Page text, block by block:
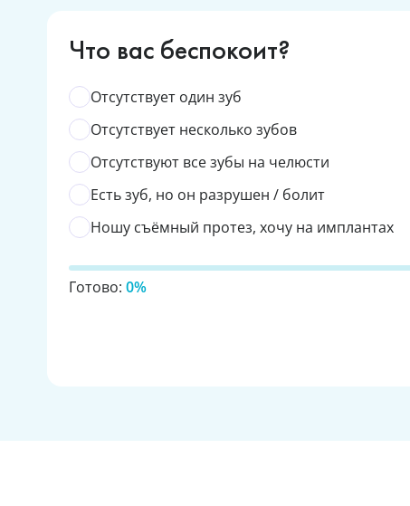
Что вас беспокоит?
Отсутствует один зуб
Отсутствует несколько зубов
Отсутствуют все зубы на челюсти
Есть зуб, но он разрушен / болит
Ношу съёмный протез, хочу на имплантах
Готово: 0%